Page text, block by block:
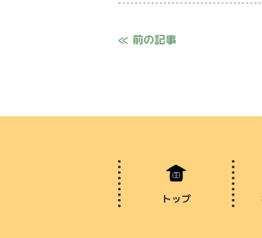
≪ 前の記事
トップ